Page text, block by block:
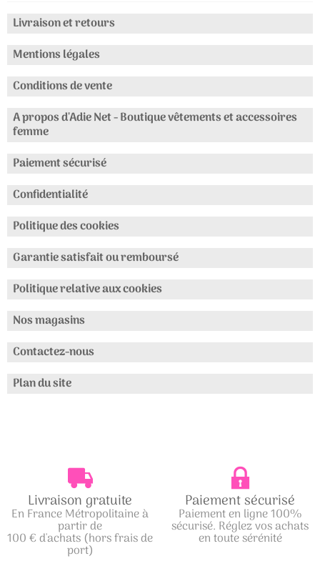
Livraison et retours
Mentions légales
Conditions de vente
A propos d'Adie Net - Boutique vêtements et accessoires
femme
Paiement sécurisé
Confidentialité
Politique des cookies
Garantie satisfait ou remboursé
Politique relative aux cookies
Nos magasins
Contactez-nous
Plan du site
Livraison gratuite
En France Métropolitaine à
partir de
100 € d'achats (hors frais de
port)
Paiement sécurisé
Paiement en ligne 100%
sécurisé. Réglez vos achats
en toute sérénité